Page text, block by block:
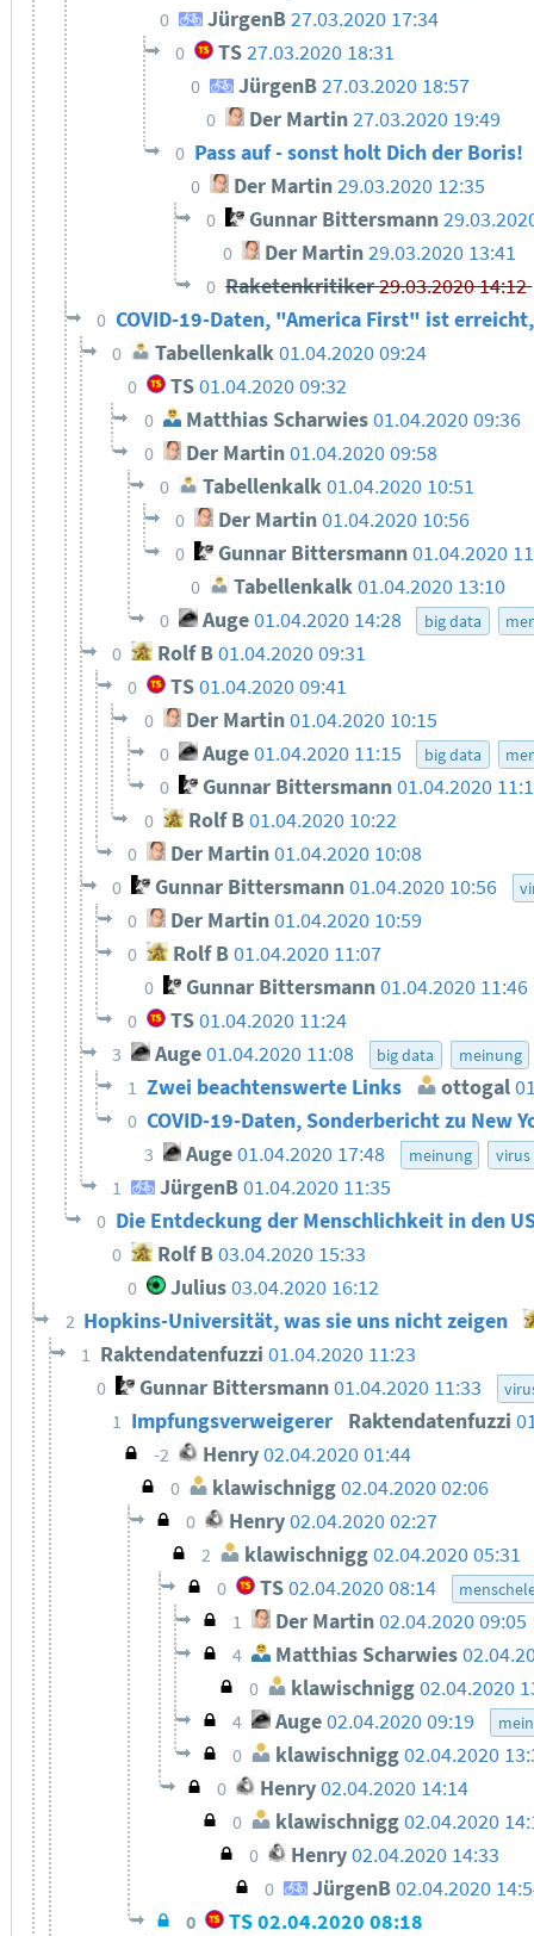
0 JürgenB27.03.2020 17:34
0 TS27.03.2020 18:31
0 JürgenB27.03.2020 18:57
0 Der Martin27.03.2020 19:49
0 Pass auf - sonst holt Dich der Boris!
0 Der Martin29.03.2020 12:35
0 Gunnar Bittersmann
0 Der Martin29.03.2020 13:41
0 Raketenkritiker29.03.2020 14:12
0 COVID-19-Daten, "America First" ist
0 Tabellenkalk01.04.2020 09:24
0 TS01.04.2020 09:32
0 Matthias Scharwies01.04.2020 09:36
0 Der Martin01.04.2020 09:58
0 Tabellenkalk 01.04.2020 10:51
0 Der Martin01.04.2020 10:56
0 Gunnar Bittersmann01.04.2020
0 Tabellenkalk01.04.2020 13:10
0 Auge 01.04.2020 14:28 big data
0 Rolf B01.04.2020 09:31
0 TS01.04.2020 09:41
0 Der Martin01.04.2020 10:15
0 Auge 01.04.2020 11:15 big data
0 Gunnar Bittersmann 01.04.2020
0 Rolf B01.04.2020 10:22
0 Der Martin01.04.2020 10:08
0 Gunnar Bittersmann01.04.2020 10:56
0 Der Martin01.04.2020 10:59
0 Rolf B01.04.2020 11:07
0 Gunnar Bittersmann01.04.2020 11:46
0 TS01.04.2020 11:24
3 Auge01.04.2020 11:08 big data meinung
1 Zwei beachtenswerte Links ottogal
0 COVID-19-Daten, Sonderbericht zu New
3 Auge01.04.2020 17:48 meinung virus
1 JürgenB01.04.2020 11:35
0 Die Entdeckung der Menschlichkeit in den
0 Rolf B03.04.2020 15:33
0 Julius03.04.2020 16:12
2 Hopkins-Universität, was sie uns nicht zeigen
1 Raktendatenfuzzi 01.04.2020 11:23
0 Gunnar Bittersmann01.04.2020 11:33
1 Impfungsverweigerer Raktendatenfuzzi
-2 Henry02.04.2020 01:44
0 klawischnigg02.04.2020 02:06
0 Henry 02.04.2020 02:27
2 klawischnigg02.04.2020 05:31
0 TS02.04.2020 08:14
1 Der Martin02.04.2020 09:05
4 Matthias Scharwies
0 klawischnigg02.04.2020
4 Auge02.04.2020 09:19
0 klawischnigg02.04.2020
0 Henry02.04.2020 14:14
0 klawischnigg02.04.2020
0 Henry02.04.2020 14:33
0 JürgenB02.04.2020
0 TS 02.04.2020 08:18